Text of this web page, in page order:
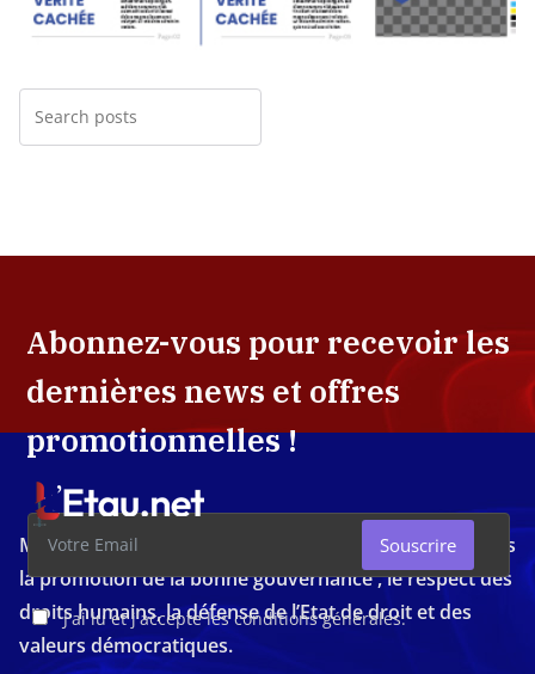
Abonnez-vous pour recevoir les
dernières news et offres
promotionnelles !
J'ai lu et j'accepte les conditions générales.
Souscrire
Média d'investigation ivoirien résolument engagé dans
la promotion de la bonne gouvernance , le respect des
droits humains, la défense de l’Etat de droit et des
valeurs démocratiques.